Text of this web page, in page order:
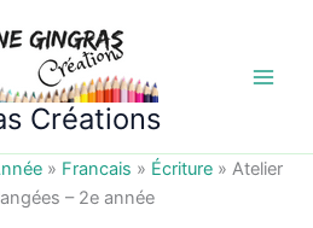
Créations
» Francais » Écriture » Atelier
– 2e année